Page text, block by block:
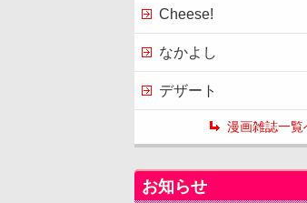
Cheese!
なかよし
デザート
漫画雑誌一覧
お知らせ